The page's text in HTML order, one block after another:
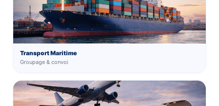
Transport Maritime
Groupage & convoi